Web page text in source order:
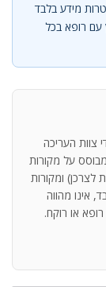
מידע בלבד
עם רופא בכל
צוות העריכה
על מקורות
לצרכן) ומקורות
אינו מהווה
רופא או רוקח.